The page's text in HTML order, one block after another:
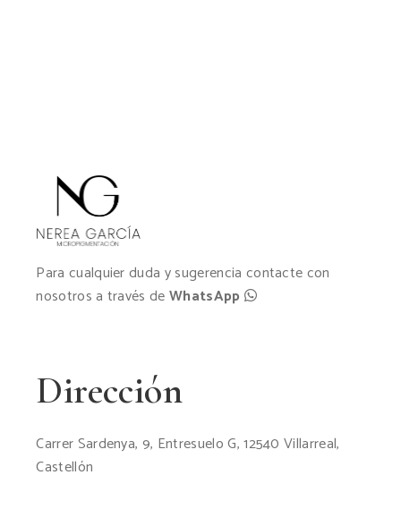
Para cualquier duda y sugerencia contacte con
nosotros a través deWhatsApp
Dirección
Carrer Sardenya, 9, Entresuelo G, 12540 Villarreal,
Castellón